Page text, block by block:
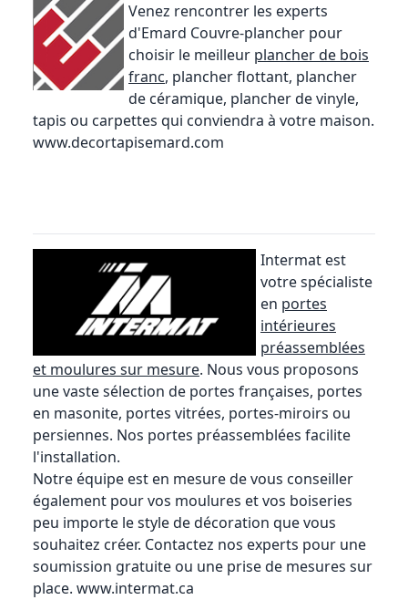
Venez rencontrer les experts
d'Emard Couvre-plancher pour
choisir le meilleur plancher de bois
franc, plancher flottant, plancher
de céramique, plancher de vinyle,
tapis ou carpettes qui conviendra à votre maison.
www.decortapisemard.com
Intermat est
votre spécialiste
en portes
intérieures
préassemblées
et moulures sur mesure. Nous vous proposons
une vaste sélection de portes françaises, portes
en masonite, portes vitrées, portes-miroirs ou
persiennes. Nos portes préassemblées facilite
l'installation.
Notre équipe est en mesure de vous conseiller
également pour vos moulures et vos boiseries
peu importe le style de décoration que vous
souhaitez créer. Contactez nos experts pour une
soumission gratuite ou une prise de mesures sur
place. www.intermat.ca